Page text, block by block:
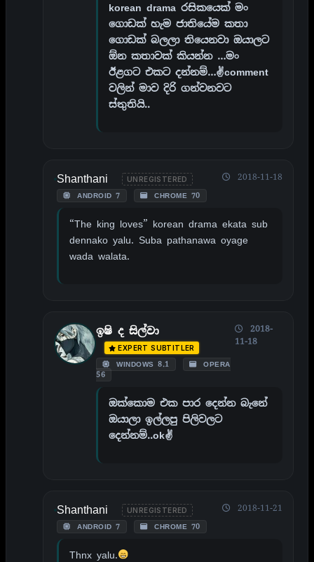
korean drama රසිකයෙක් මං
ගොඩක් හැම ජාතියේම කතා
ගොඩක් බලලා තියෙනවා ඔයාලට
ඕන කතාවක් කියන්න …මං
ඊළගට එකට දන්නම්…✌comment
වලින් මාව දිරි ගන්වනවට
ස්තුතියි..
Shanthani UNREGISTERED
ANDROID 7 CHROME 70
2018-11-18
“The king loves” korean drama ekata sub
dennako yalu. Suba pathanawa oyage
wada walata.
ඉෂි ද සිල්වා
EXPERT SUBTITLER
WINDOWS 8.1
OPERA
56
2018-
11-18
ඔක්කොම එක පාර දෙන්න බැනේ
ඔයාලා ඉල්ලපු පිලිවලට
දෙන්නම්..ok✌
Shanthani UNREGISTERED
ANDROID 7 CHROME 70
2018-11-21
Thnx yalu.